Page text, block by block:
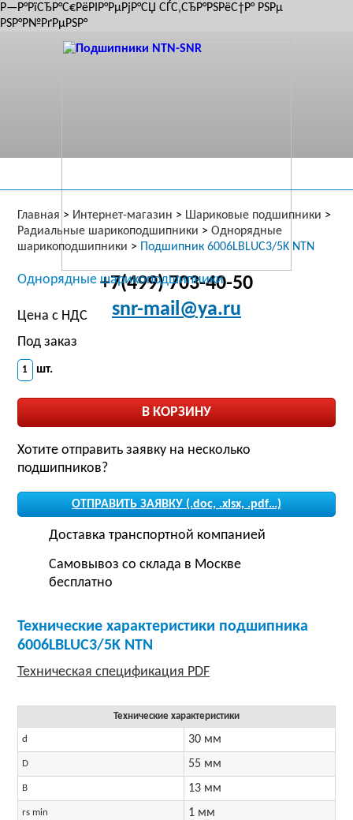
Р—Р°РїСЂР°С€РёРІР°РµРјР°СЏ СЃС‚СЂР°РЅРёС†Р° РЅРµ
РЅР°Р№РґРµРЅР°
+7(499) 703-40-50
snr-mail@ya.ru
Главная > Интернет-магазин > Шариковые подшипники >
Радиальные шарикоподшипники > Однорядные
шарикоподшипники > Подшипник 6006LBLUC3/5K NTN
Однорядные шарикоподшипники
Цена с НДС
Под заказ
шт.
Хотите отправить заявку на несколько
подшипников?
ОТПРАВИТЬ ЗАЯВКУ (.doc, .xlsx, .pdf…)
Доставка транспортной компанией
Самовывоз со склада в Москве
бесплатно
Технические характеристики подшипника
6006LBLUC3/5K NTN
Технические характеристики
d 30 мм
D 55 мм
B 13 мм
rs min 1 мм